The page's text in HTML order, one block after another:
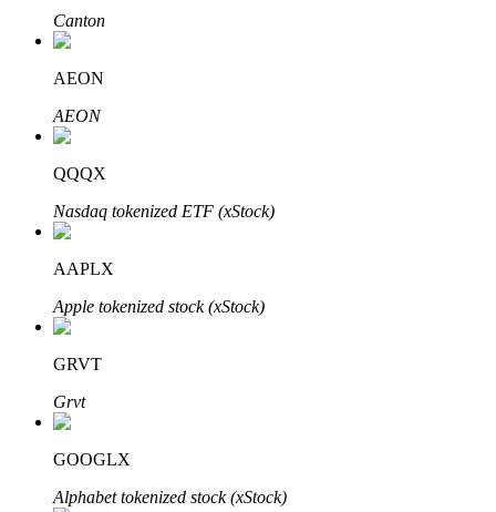
تعلم الستاكينغ
تعرف على كيفية كسب الدخل السلبي
Bitrue
AI
Canton
AEON
AEON
QQQX
Nasdaq tokenized ETF (xStock)
AAPLX
Apple tokenized stock (xStock)
GRVT
Grvt
GOOGLX
Alphabet tokenized stock (xStock)